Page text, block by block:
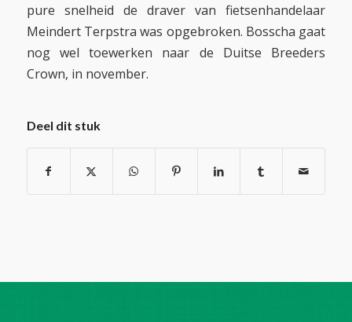
pure snelheid de draver van fietsenhandelaar
Meindert Terpstra was opgebroken. Bosscha gaat
nog wel toewerken naar de Duitse Breeders
Crown, in november.
Deel dit stuk